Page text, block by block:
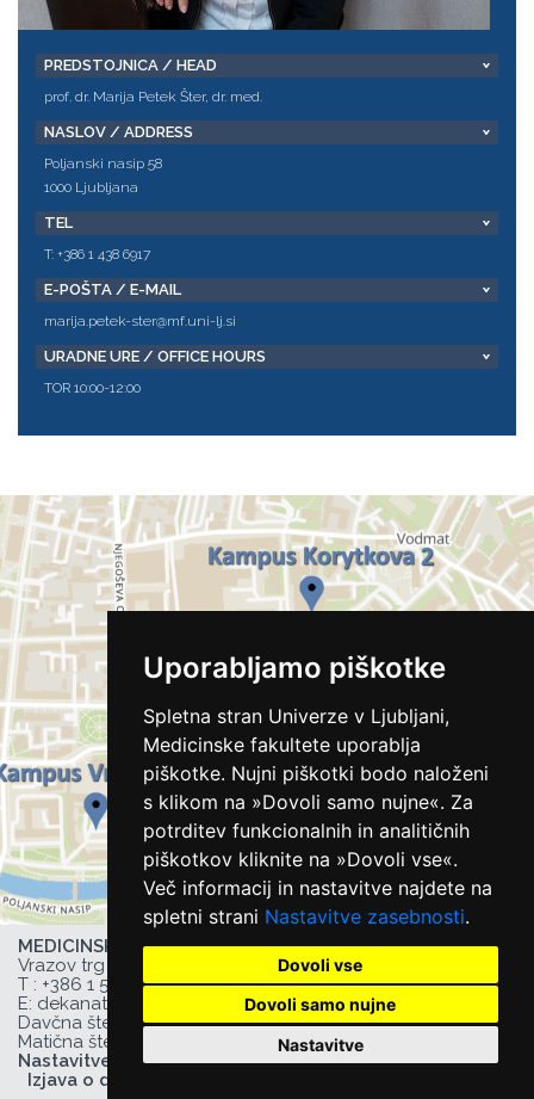
Uporabljamo piškotke
Spletna stran Univerze v Ljubljani,
Medicinske fakultete uporablja
piškotke. Nujni piškotki bodo naloženi
s klikom na »Dovoli samo nujne«. Za
potrditev funkcionalnih in analitičnih
piškotkov kliknite na »Dovoli vse«.
Več informacij in nastavitve najdete na
spletni strani Nastavitve zasebnosti.
Dovoli vse
Dovoli samo nujne
Nastavitve
PREDSTOJNICA / HEAD
prof. dr. Marija Petek Šter, dr. med.
NASLOV / ADDRESS
Poljanski nasip 58
1000 Ljubljana
TEL
T: +386 1 438 6917
E-POŠTA / E-MAIL
marija.petek-ster@mf.uni-lj.si
URADNE URE / OFFICE HOURS
TOR 10:00-12:00
MEDICINSKA FAKULTETA UL,
Vrazov trg 2, 1000 Ljubljana, Slovenija,
T : +386 1 543 77 00, F: +386 1 543 77 01,
E: dekanat@mf.uni-lj.si
Davčna številka UL MF: 44752385,
Matična številka UL MF: 1627066
Nastavitve zasebnosti
Izjava o dostopnosti